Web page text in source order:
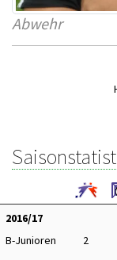
Abwehr
2016/17
B-Junioren
2